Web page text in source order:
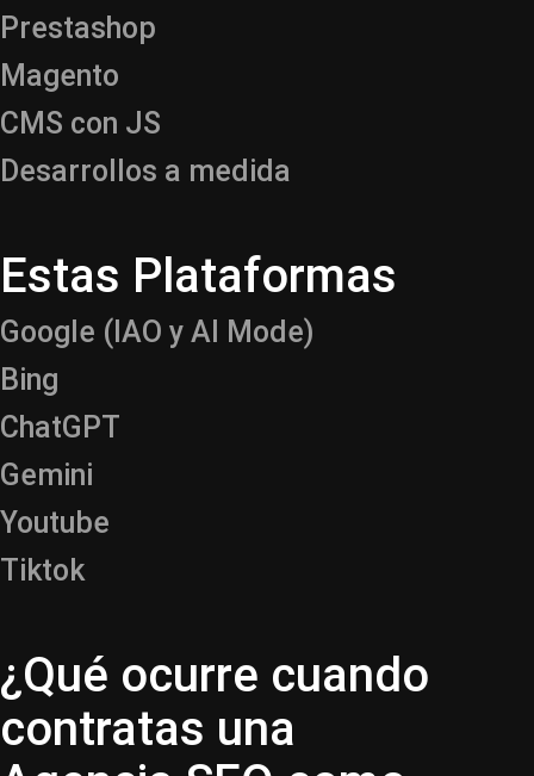
Prestashop
Magento
CMS con JS
Desarrollos a medida
Estas Plataformas
Google (IAO y AI Mode)
Bing
ChatGPT
Gemini
Youtube
Tiktok
¿Qué ocurre cuando
contratas una